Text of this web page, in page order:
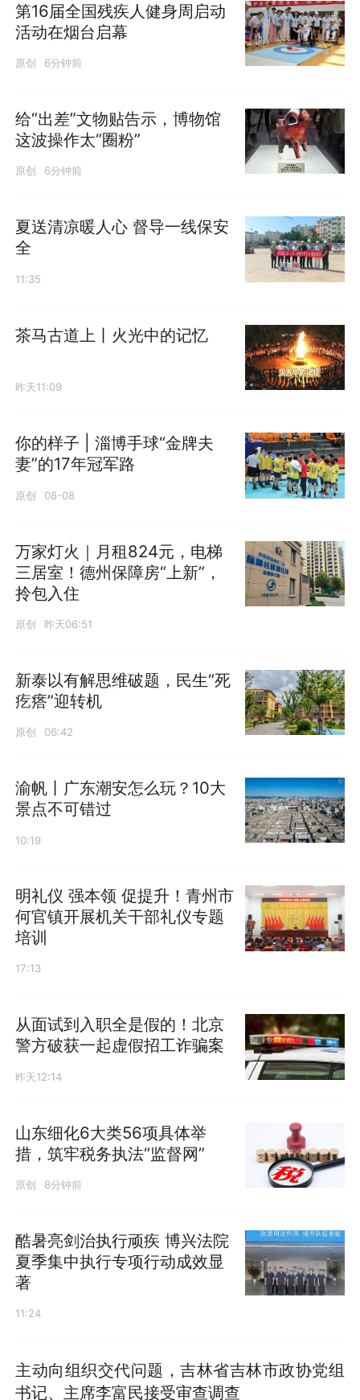
第16届全国残疾人健身周启动
活动在烟台启幕
原创 6分钟前
给“出差”文物贴告示，博物馆
这波操作太“圈粉”
原创 6分钟前
夏送清凉暖人心 督导一线保安
全
11:35
茶马古道上丨火光中的记忆
昨天11:09
你的样子 | 淄博手球“金牌夫
妻”的17年冠军路
原创 08-08
万家灯火｜月租824元，电梯
三居室！德州保障房“上新”，
拎包入住
原创 昨天06:51
新泰以有解思维破题，民生“死
疙瘩”迎转机
原创 06:42
渝帆丨广东潮安怎么玩？10大
景点不可错过
10:19
明礼仪 强本领 促提升！青州市
何官镇开展机关干部礼仪专题
培训
17:13
从面试到入职全是假的！北京
警方破获一起虚假招工诈骗案
昨天12:14
山东细化6大类56项具体举
措，筑牢税务执法“监督网”
原创 8分钟前
酷暑亮剑治执行顽疾 博兴法院
夏季集中执行专项行动成效显
著
11:24
主动向组织交代问题，吉林省吉林市政协党组
书记、主席李富民接受审查调查